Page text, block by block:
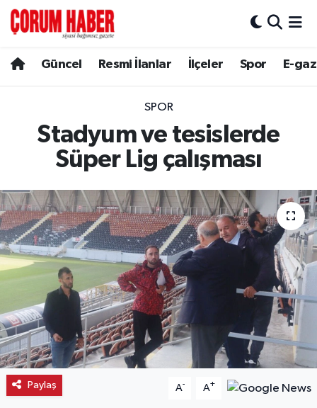
Güncel Resmi İlanlar İlçeler Spor E-
SPOR
Stadyum ve tesislerde
Süper Lig çalışması
Paylaş A- A+
Spor
Resmi İlanlar
Alaca
Bayat
Boğazkale
Dodurga
İskilip
Kargı
Laçin
Hava Durumu
Çorum Namaz Vakitleri
Trafik Durumu
Süper Lig Puan Durumu ve Fikstür
Tüm Manşetler
Son Dakika Haberleri
Haber Arşivi